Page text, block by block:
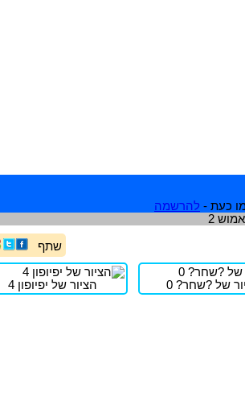
כעת - להרשמה
שתף
של ?שחר? 0 הציור של יפיופון 4